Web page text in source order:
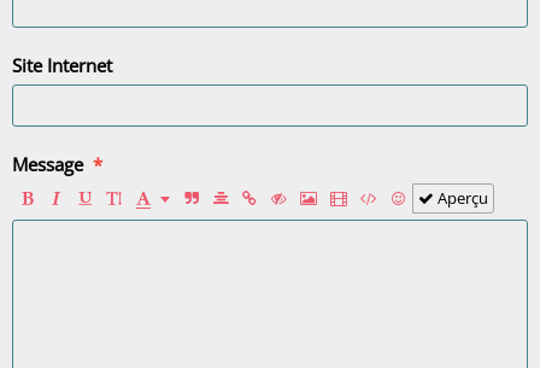
Site Internet
Message
Aperçu